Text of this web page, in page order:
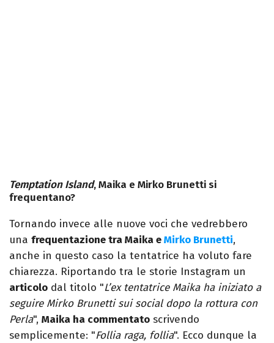
Temptation Island, Maika e Mirko Brunetti si
frequentano?
Tornando invece alle nuove voci che vedrebbero
una frequentazione tra Maika eMirko Brunetti,
anche in questo caso la tentatrice ha voluto fare
chiarezza. Riportando tra le storie Instagram un
articolo dal titolo "L’ex tentatrice Maika ha iniziato a
seguire Mirko Brunetti sui social dopo la rottura con
Perla", Maika ha commentato scrivendo
semplicemente: "Follia raga, follia". Ecco dunque la